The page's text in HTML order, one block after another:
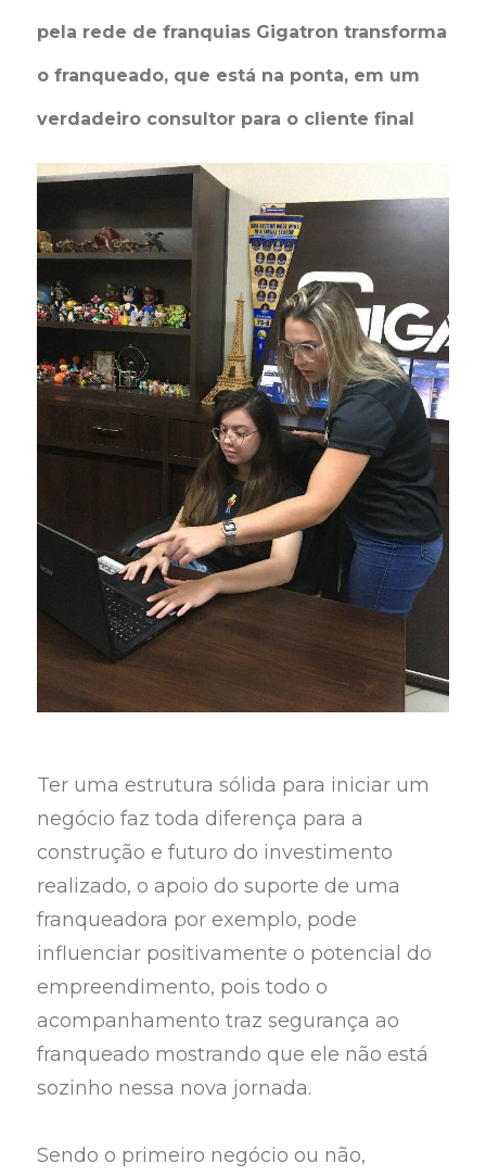
pela rede de franquias Gigatron transforma
o franqueado, que está na ponta, em um
verdadeiro consultor para o cliente final
Ter uma estrutura sólida para iniciar um
negócio faz toda diferença para a
construção e futuro do investimento
realizado, o apoio do suporte de uma
franqueadora por exemplo, pode
influenciar positivamente o potencial do
empreendimento, pois todo o
acompanhamento traz segurança ao
franqueado mostrando que ele não está
sozinho nessa nova jornada.
Sendo o primeiro negócio ou não,